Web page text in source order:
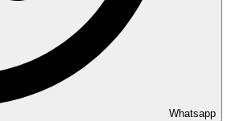
Whatsapp